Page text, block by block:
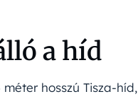
a híd
hosszú Tisza-